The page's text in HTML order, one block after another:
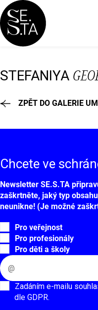
STEFANIYA
ZPĚT DO GALERIE
Chcete ve
Newsletter SE.S.TA
zaškrtněte, jaký typ
neunikne! (Je možné
Pro veřejnost
Pro profesionály
Pro děti a školy
Zadáním e-mailu
dle GDPR.